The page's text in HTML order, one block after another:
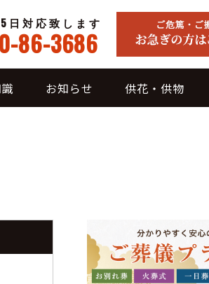
日対応致します
86-3686
お知らせ 供花・供物